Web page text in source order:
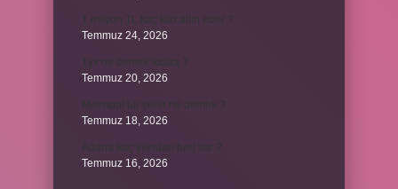
Temmuz 24, 2026
Temmuz 20, 2026
Temmuz 18, 2026
Temmuz 16, 2026